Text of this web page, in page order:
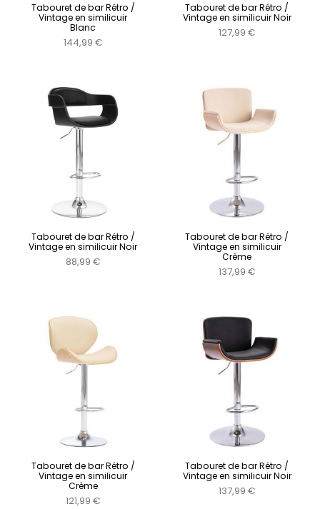
Tabouret de bar Rétro /
Vintage en similicuir
Blanc
144,99 €
Tabouret de bar Rétro /
Vintage en similicuir Noir
127,99 €
Tabouret de bar Rétro /
Vintage en similicuir Noir
88,99 €
Tabouret de bar Rétro /
Vintage en similicuir
Crème
137,99 €
Tabouret de bar Rétro /
Vintage en similicuir
Crème
121,99 €
Tabouret de bar Rétro /
Vintage en similicuir Noir
137,99 €